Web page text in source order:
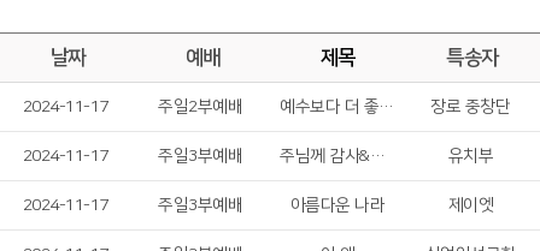
날짜 예배 제목 특송자
2024-11-17 주일2부예배 예수보다 더 좋은 친구 없네 장로 중창단
2024-11-17 주일3부예배 주님께 감사&무화과 나무잎이' 유치부
2024-11-17 주일3부예배 아름다운 나라 제이엣